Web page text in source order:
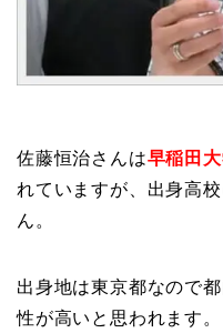
佐藤恒治さんは早稲田
れていますが、出身高
ん。
出身地は東京都なので
性が高いと思われます。